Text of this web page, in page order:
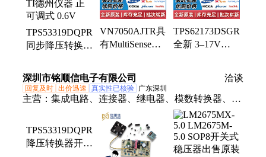
TPS53319DQPR
同步降压转换器
TI德州仪器 正
可调式 0.6V
VN7050AJTR具
有MultiSense模
应用 ST IC
TPS62173DSGR
全新 3–17V
片 TI 采用 2x2
QFN
深圳市铭顺信电子有限公司 洽谈
回复及时 出价迅速 真实性已核验 广东深圳
主营： 集成电路、连接器、继电器、模数转换器、保
险丝、存储器、传感器、光电耦合器、场效应管、8
位微控制器、步进电机驱动芯片、红外遥控接收头、
固态继电器、定向耦合器、运算放大器、加速度传感
TPS53319DQPR
降压转换器开关